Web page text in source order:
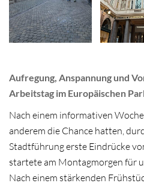
Aufregung, Anspannung und
Arbeitstag im Europäischen
Nach einem informativen
anderem die Chance hatten,
Stadtführung erste Eindrücke
startete am Montagmorgen für
Nach einem stärkenden